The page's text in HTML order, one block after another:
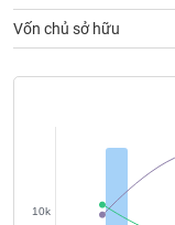
Vốn chủ sở hữu
10k
thông
chính
liệu